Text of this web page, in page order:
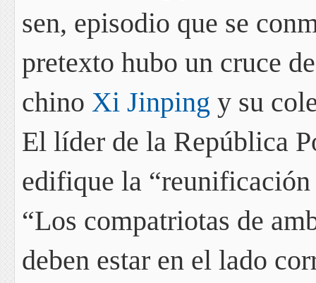
sen, episodio que se
pretexto hubo un cruce
chino Xi Jinping y su
El líder de la República
edifique la
“Los compatriotas de
deben estar en el lado